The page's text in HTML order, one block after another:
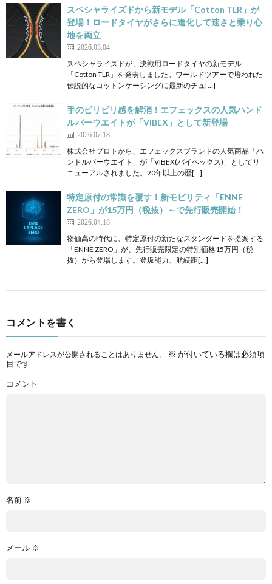
スペシャライズドから新モデル「Cotton TLR」が
登場！ロードタイヤがさらに進化して速さと乗り心
地を両立
2026.03.04
スペシャライズドが、決戦用ロードタイヤの新モデル
「Cotton TLR」を発表しました。ワールドツアーで培われた
伝説的なコットンケーシングに最新のチュ[…]
手のビリビリ感を解消！エフェックスの人気ハンド
ルバーウエイトが「VIBEX」として新登場
2026.07.18
株式会社プロトから、エフェックスブランドの人気商品「ハ
ンドルバーウエイト」が「VIBEX(バイベックス)」としてリ
ニューアルされました。20年以上の歴[…]
特定原付の常識を覆す！新モビリティ「ENNE
ZERO」が15万円（税抜）～で先行販売開始！
2026.04.18
物価高の時代に、特定原付の新たなスタンダードを提案する
「ENNE ZERO」が、先行販売限定の特別価格15万円（税
抜）から登場します。登坂能力、航続距[…]
コメントを書く
メールアドレスが公開されることはありません。 ※ が付いている欄は必須項
目です
コメント
名前 ※
メール ※